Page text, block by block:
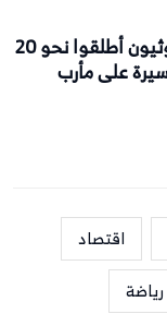
مقتل وإصابة 16 مدنيا.. الحوثيون أطلقوا نحو 20
اقتصاد
رياضة